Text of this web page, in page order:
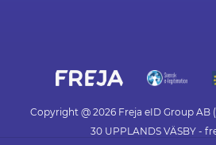
Copyright @ 2026 Freja eID Group AB
30 UPPLANDS VÄSBY -